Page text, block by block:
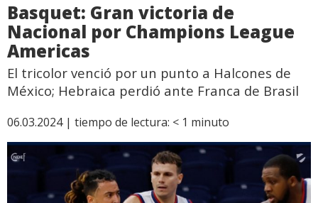
Basquet: Gran victoria de
Nacional por Champions League
Americas
El tricolor venció por un punto a Halcones de
México; Hebraica perdió ante Franca de Brasil
06.03.2024 | tiempo de lectura: < 1 minuto